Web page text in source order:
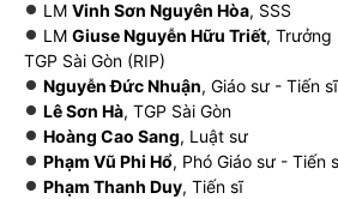
LM Vinh Sơn Nguyên Hòa, SSS
LM Giuse Nguyễn Hữu Triết, Trưởng
TGP Sài Gòn (RIP)
Nguyễn Đức Nhuận, Giáo sư - Tiến
Lê Sơn Hà, TGP Sài Gòn
Hoàng Cao Sang, Luật sư
Phạm Vũ Phi Hổ, Phó Giáo sư - Tiến
Phạm Thanh Duy, Tiến sĩ